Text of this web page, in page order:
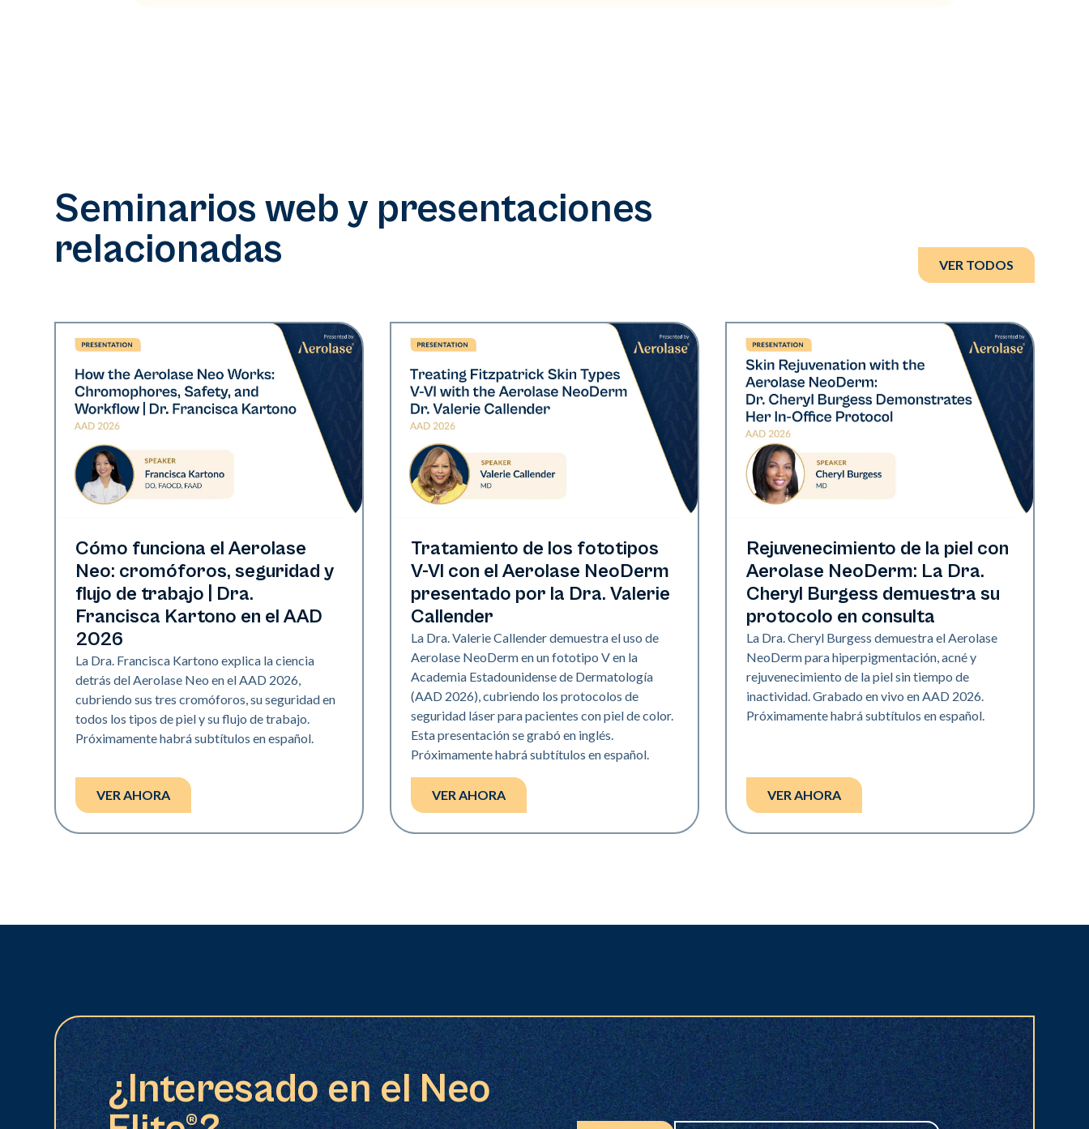
Seminarios web y presentaciones
relacionadas
VER TODOS
Neo Elite | Presentaciones
Cómo funciona el Aerolase
Neo: cromóforos, seguridad y
flujo de trabajo | Dra.
Francisca Kartono en el AAD
2026
La Dra. Francisca Kartono explica la ciencia
detrás del Aerolase Neo en el AAD 2026,
cubriendo sus tres cromóforos, su seguridad en
todos los tipos de piel y su flujo de trabajo.
Próximamente habrá subtítulos en español.
VER AHORA
Neo Elite | Presentaciones
Tratamiento de los fototipos
V-VI con el Aerolase NeoDerm
presentado por la Dra. Valerie
Callender
La Dra. Valerie Callender demuestra el uso de
Aerolase NeoDerm en un fototipo V en la
Academia Estadounidense de Dermatología
(AAD 2026), cubriendo los protocolos de
seguridad láser para pacientes con piel de color.
Esta presentación se grabó en inglés.
Próximamente habrá subtítulos en español.
VER AHORA
Neo Elite | Presentaciones
Rejuvenecimiento de la piel con
Aerolase NeoDerm: La Dra.
Cheryl Burgess demuestra su
protocolo en consulta
La Dra. Cheryl Burgess demuestra el Aerolase
NeoDerm para hiperpigmentación, acné y
rejuvenecimiento de la piel sin tiempo de
inactividad. Grabado en vivo en AAD 2026.
Próximamente habrá subtítulos en español.
VER AHORA
¿Interesado en el Neo